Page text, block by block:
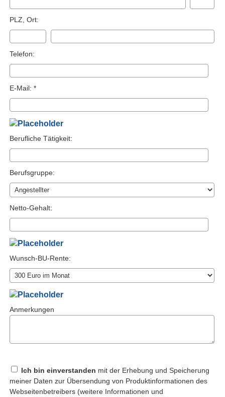
PLZ, Ort:
Telefon:
E-Mail: *
Berufliche Tätigkeit:
Berufsgruppe:
Netto-Gehalt:
Wunsch-BU-Rente:
Anmerkungen
Ich bin einverstanden mit der Erhebung und Speicherung
meiner Daten zur Übersendung von Produktinformationen des
Webseitenbetreibers (weitere Informationen und